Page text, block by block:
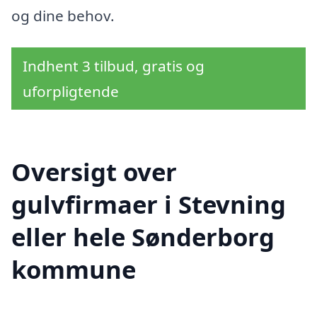
og dine behov.
Indhent 3 tilbud, gratis og
uforpligtende
Oversigt over
gulvfirmaer i Stevning
eller hele Sønderborg
kommune